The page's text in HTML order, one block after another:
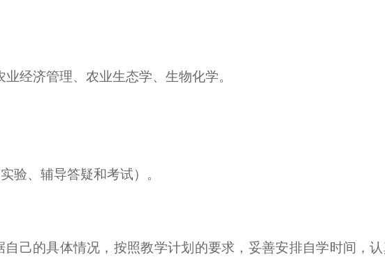
经济管理、农业生态学、生物化学。
验、辅导答疑和考试）。
己的具体情况，按照教学计划的要求，妥善安排自学时间，